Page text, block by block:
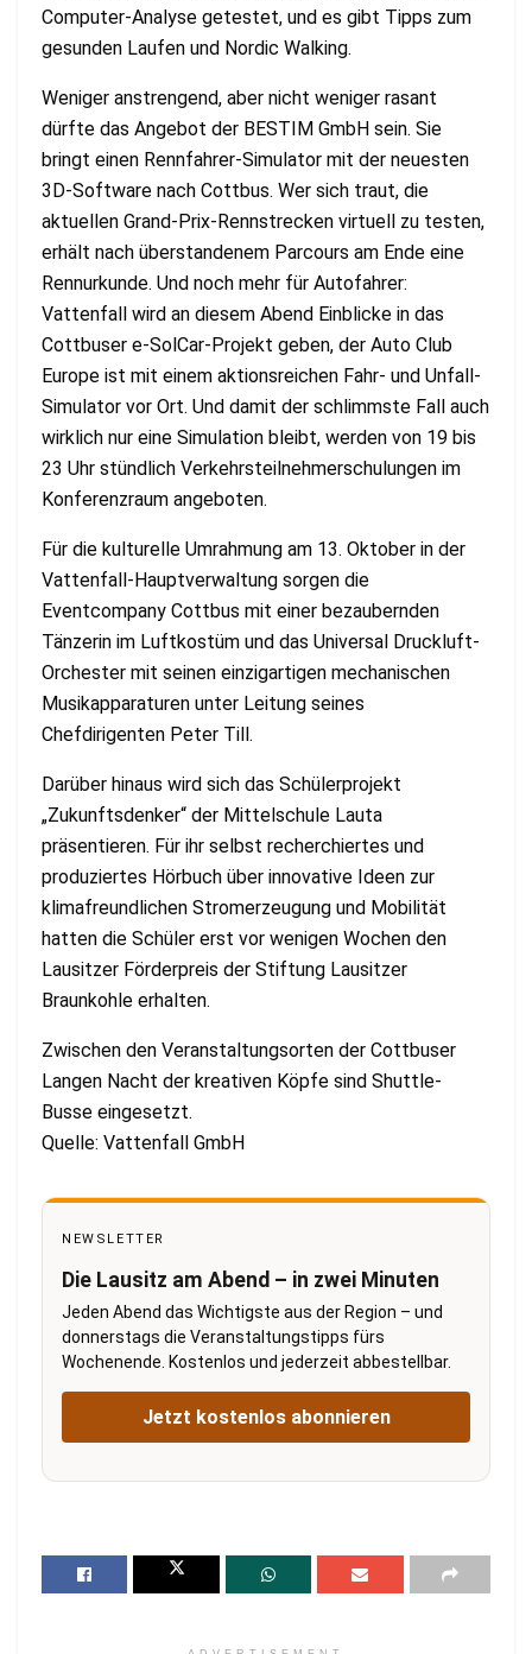
Computer-Analyse getestet, und es gibt Tipps zum
gesunden Laufen und Nordic Walking.
Weniger anstrengend, aber nicht weniger rasant
dürfte das Angebot der BESTIM GmbH sein. Sie
bringt einen Rennfahrer-Simulator mit der neuesten
3D-Software nach Cottbus. Wer sich traut, die
aktuellen Grand-Prix-Rennstrecken virtuell zu testen,
erhält nach überstandenem Parcours am Ende eine
Rennurkunde. Und noch mehr für Autofahrer:
Vattenfall wird an diesem Abend Einblicke in das
Cottbuser e-SolCar-Projekt geben, der Auto Club
Europe ist mit einem aktionsreichen Fahr- und Unfall-
Simulator vor Ort. Und damit der schlimmste Fall auch
wirklich nur eine Simulation bleibt, werden von 19 bis
23 Uhr stündlich Verkehrsteilnehmerschulungen im
Konferenzraum angeboten.
Für die kulturelle Umrahmung am 13. Oktober in der
Vattenfall-Hauptverwaltung sorgen die
Eventcompany Cottbus mit einer bezaubernden
Tänzerin im Luftkostüm und das Universal Druckluft-
Orchester mit seinen einzigartigen mechanischen
Musikapparaturen unter Leitung seines
Chefdirigenten Peter Till.
Darüber hinaus wird sich das Schülerprojekt
„Zukunftsdenker“ der Mittelschule Lauta
präsentieren. Für ihr selbst recherchiertes und
produziertes Hörbuch über innovative Ideen zur
klimafreundlichen Stromerzeugung und Mobilität
hatten die Schüler erst vor wenigen Wochen den
Lausitzer Förderpreis der Stiftung Lausitzer
Braunkohle erhalten.
Zwischen den Veranstaltungsorten der Cottbuser
Langen Nacht der kreativen Köpfe sind Shuttle-
Busse eingesetzt.
Quelle: Vattenfall GmbH
NEWSLETTER
Die Lausitz am Abend – in zwei Minuten
Jeden Abend das Wichtigste aus der Region – und
donnerstags die Veranstaltungstipps fürs
Wochenende. Kostenlos und jederzeit abbestellbar.
Jetzt kostenlos abonnieren